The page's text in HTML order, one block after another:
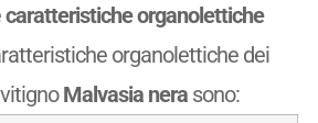
caratteristiche organolettiche
organolettiche dei
Malvasia nerasono: